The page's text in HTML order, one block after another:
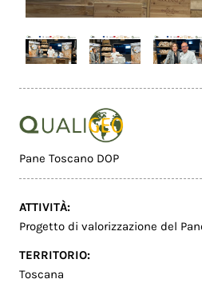
Pane Toscano DOP
ATTIVITÀ:
Progetto di valorizzazione del
TERRITORIO:
Toscana